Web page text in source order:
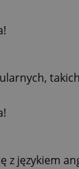
z językiem